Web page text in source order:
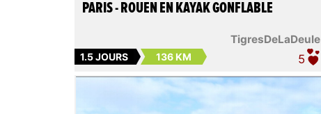
TigresDeLaDeule
PARIS - ROUEN EN KAYAK GONFLABLE
1.5 JOURS 136 KM 5